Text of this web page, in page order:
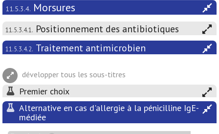
11.5.3.4. Morsures
11.5.3.4.1. Positionnement des antibiotiques
11.5.3.4.2. Traitement antimicrobien
développer tous les sous-titres
Premier choix
Alternative en cas d'allergie à la pénicilline IgE-
médiée